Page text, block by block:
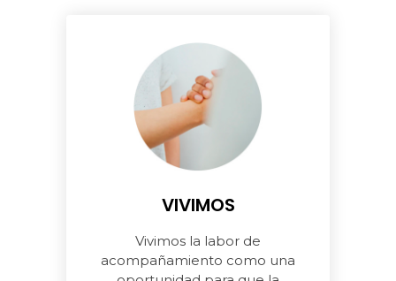
VIVIMOS
Vivimos la labor de
acompañamiento como una